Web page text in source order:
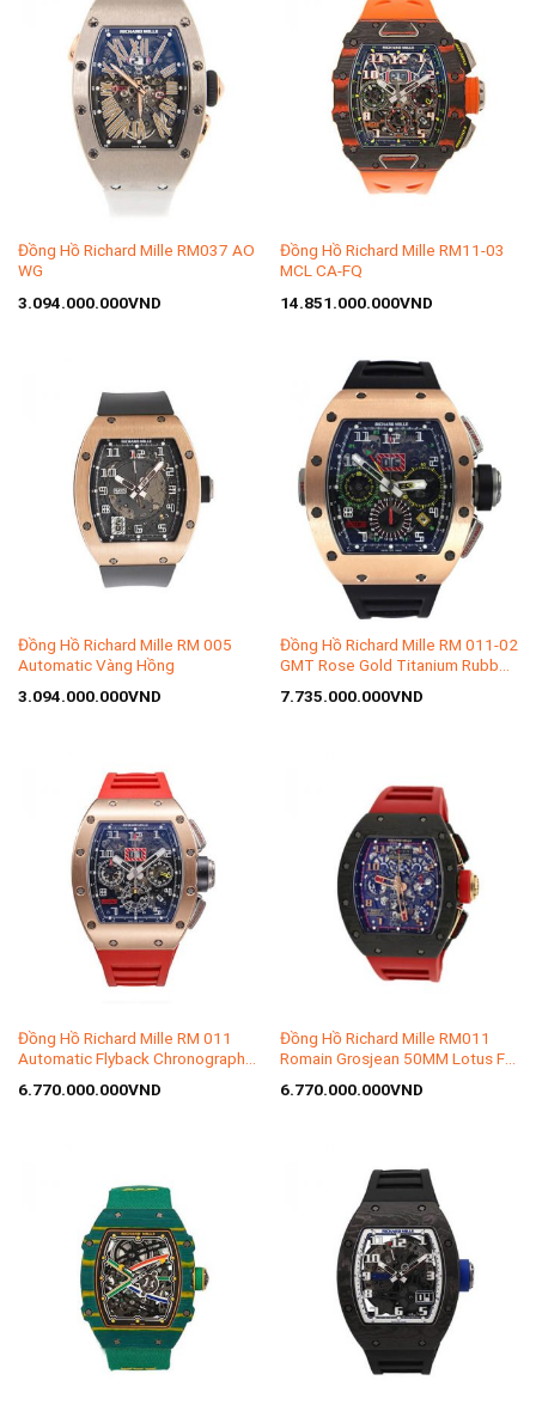
Đồng Hồ Richard Mille RM037 AO
WG
3.094.000.000VND
Đồng Hồ Richard Mille RM11-03
MCL CA-FQ
14.851.000.000VND
Đồng Hồ Richard Mille RM 005
Automatic Vàng Hồng
3.094.000.000VND
Đồng Hồ Richard Mille RM 011-02
GMT Rose Gold Titanium Rubber
7.735.000.000VND
Đồng Hồ Richard Mille RM 011
Automatic Flyback Chronograph
Titanium
6.770.000.000VND
Đồng Hồ Richard Mille RM011
Romain Grosjean 50MM Lotus F1
6.770.000.000VND